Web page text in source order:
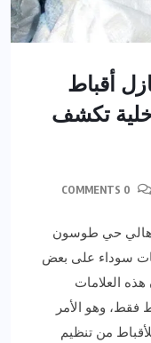
أقباط
تكشف
أهالي حي طوسون
سوداء على بعض
العلامات
فقط، وهو الأمر
من تنظيم